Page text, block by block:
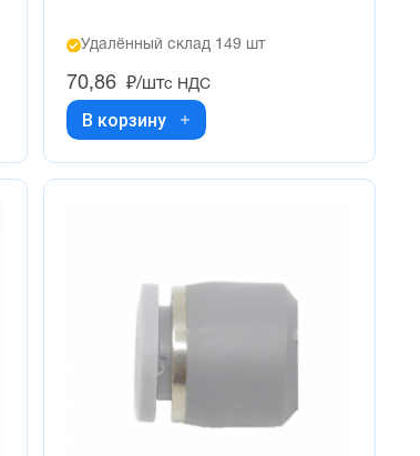
Удалённый склад 149 шт
70,86 ₽/штс НДС
В корзину